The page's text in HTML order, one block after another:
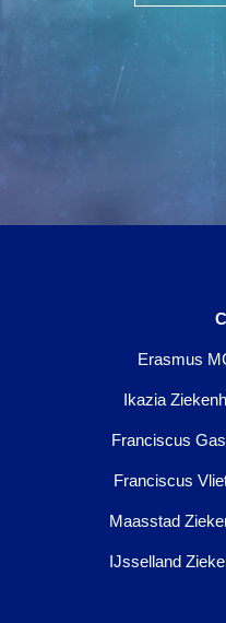
Erasmus
Ikazia
Franciscus
Franciscus
Maasstad
IJsselland